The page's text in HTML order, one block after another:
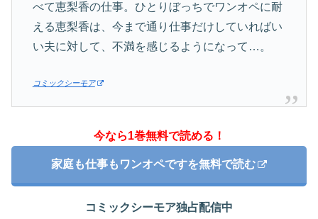
べて恵梨香の仕事。ひとりぼっちでワンオペに耐
える恵梨香は、今まで通り仕事だけしていればい
い夫に対して、不満を感じるようになって…。
コミックシーモア
今なら1巻無料で読める！
家庭も仕事もワンオペですを無料で読む
コミックシーモア独占配信中